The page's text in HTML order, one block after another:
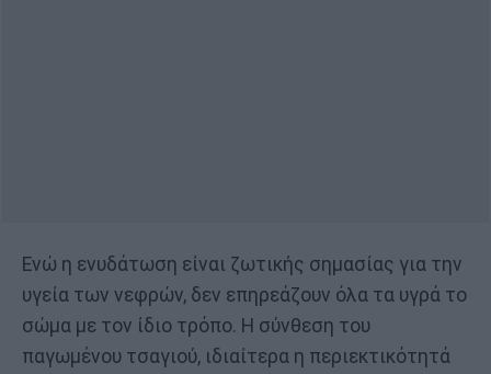
Ενώ η ενυδάτωση είναι ζωτικής σημασίας για την
υγεία των νεφρών, δεν επηρεάζουν όλα τα υγρά το
σώμα με τον ίδιο τρόπο. Η σύνθεση του
παγωμένου τσαγιού, ιδιαίτερα η περιεκτικότητά